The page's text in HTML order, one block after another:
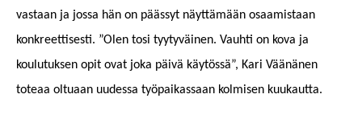
vastaan ja jossa hän on päässyt näyttämään osaamistaan
konkreettisesti. ”Olen tosi tyytyväinen. Vauhti on kova ja
koulutuksen opit ovat joka päivä käytössä”, Kari Väänänen
toteaa oltuaan uudessa työpaikassaan kolmisen kuukautta.